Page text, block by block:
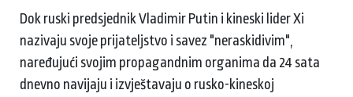
Dok ruski predsjednik Vladimir Putin i kineski lider Xi
nazivaju svoje prijateljstvo i savez "neraskidivim",
naređujući svojim propagandnim organima da 24 sata
dnevno navijaju i izvještavaju o rusko-kineskoj